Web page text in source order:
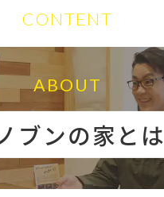
CONTENT
ABOUT
ブンの家とは